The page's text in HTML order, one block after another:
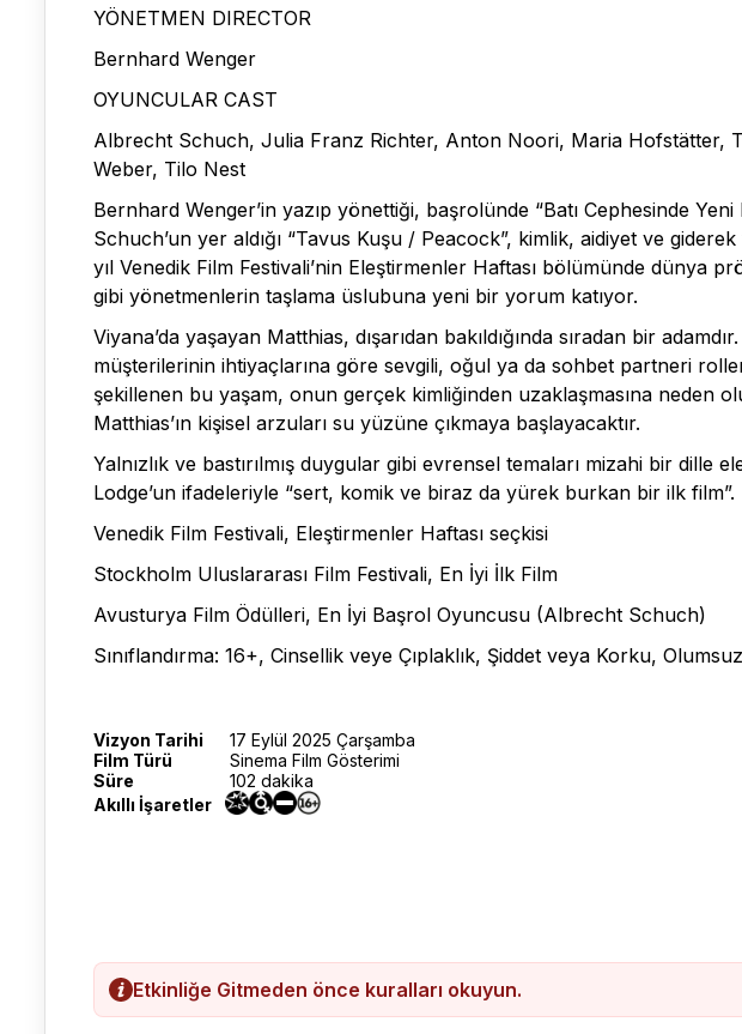
YÖNETMEN DIRECTOR
Bernhard Wenger
OYUNCULAR CAST
Albrecht Schuch, Julia Franz Richter, Anton Noori, Maria Hofstätter,
Weber, Tilo Nest
Bernhard Wenger’in yazıp yönettiği, başrolünde “Batı Cephesinde
Schuch’un yer aldığı “Tavus Kuşu / Peacock”, kimlik, aidiyet ve
yıl Venedik Film Festivali’nin Eleştirmenler Haftası bölümünde dünya
gibi yönetmenlerin taşlama üslubuna yeni bir yorum katıyor.
Viyana’da yaşayan Matthias, dışarıdan bakıldığında sıradan bir
müşterilerinin ihtiyaçlarına göre sevgili, oğul ya da sohbet partneri
şekillenen bu yaşam, onun gerçek kimliğinden uzaklaşmasına neden
Matthias’ın kişisel arzuları su yüzüne çıkmaya başlayacaktır.
Yalnızlık ve bastırılmış duygular gibi evrensel temaları mizahi bir dille
Lodge’un ifadeleriyle “sert, komik ve biraz da yürek burkan bir ilk film”.
Venedik Film Festivali, Eleştirmenler Haftası seçkisi
Stockholm Uluslararası Film Festivali, En İyi İlk Film
Avusturya Film Ödülleri, En İyi Başrol Oyuncusu (Albrecht Schuch)
Sınıflandırma: 16+, Cinsellik veye Çıplaklık, Şiddet veya Korku,
Vizyon Tarihi
17 Eylül 2025 Çarşamba
Film Türü
Sinema Film Gösterimi
Süre
102 dakika
Akıllı İşaretler
Etkinliğe Gitmeden önce kuralları okuyun.